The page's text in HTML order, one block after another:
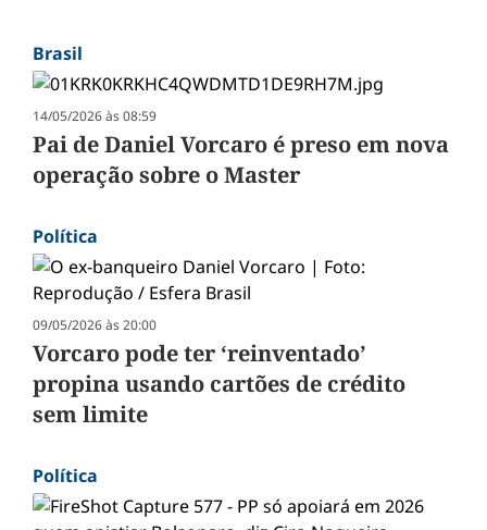
Brasil
14/05/2026 às 08:59
Pai de Daniel Vorcaro é preso em nova
operação sobre o Master
Política
09/05/2026 às 20:00
Vorcaro pode ter ‘reinventado’
propina usando cartões de crédito
sem limite
Política